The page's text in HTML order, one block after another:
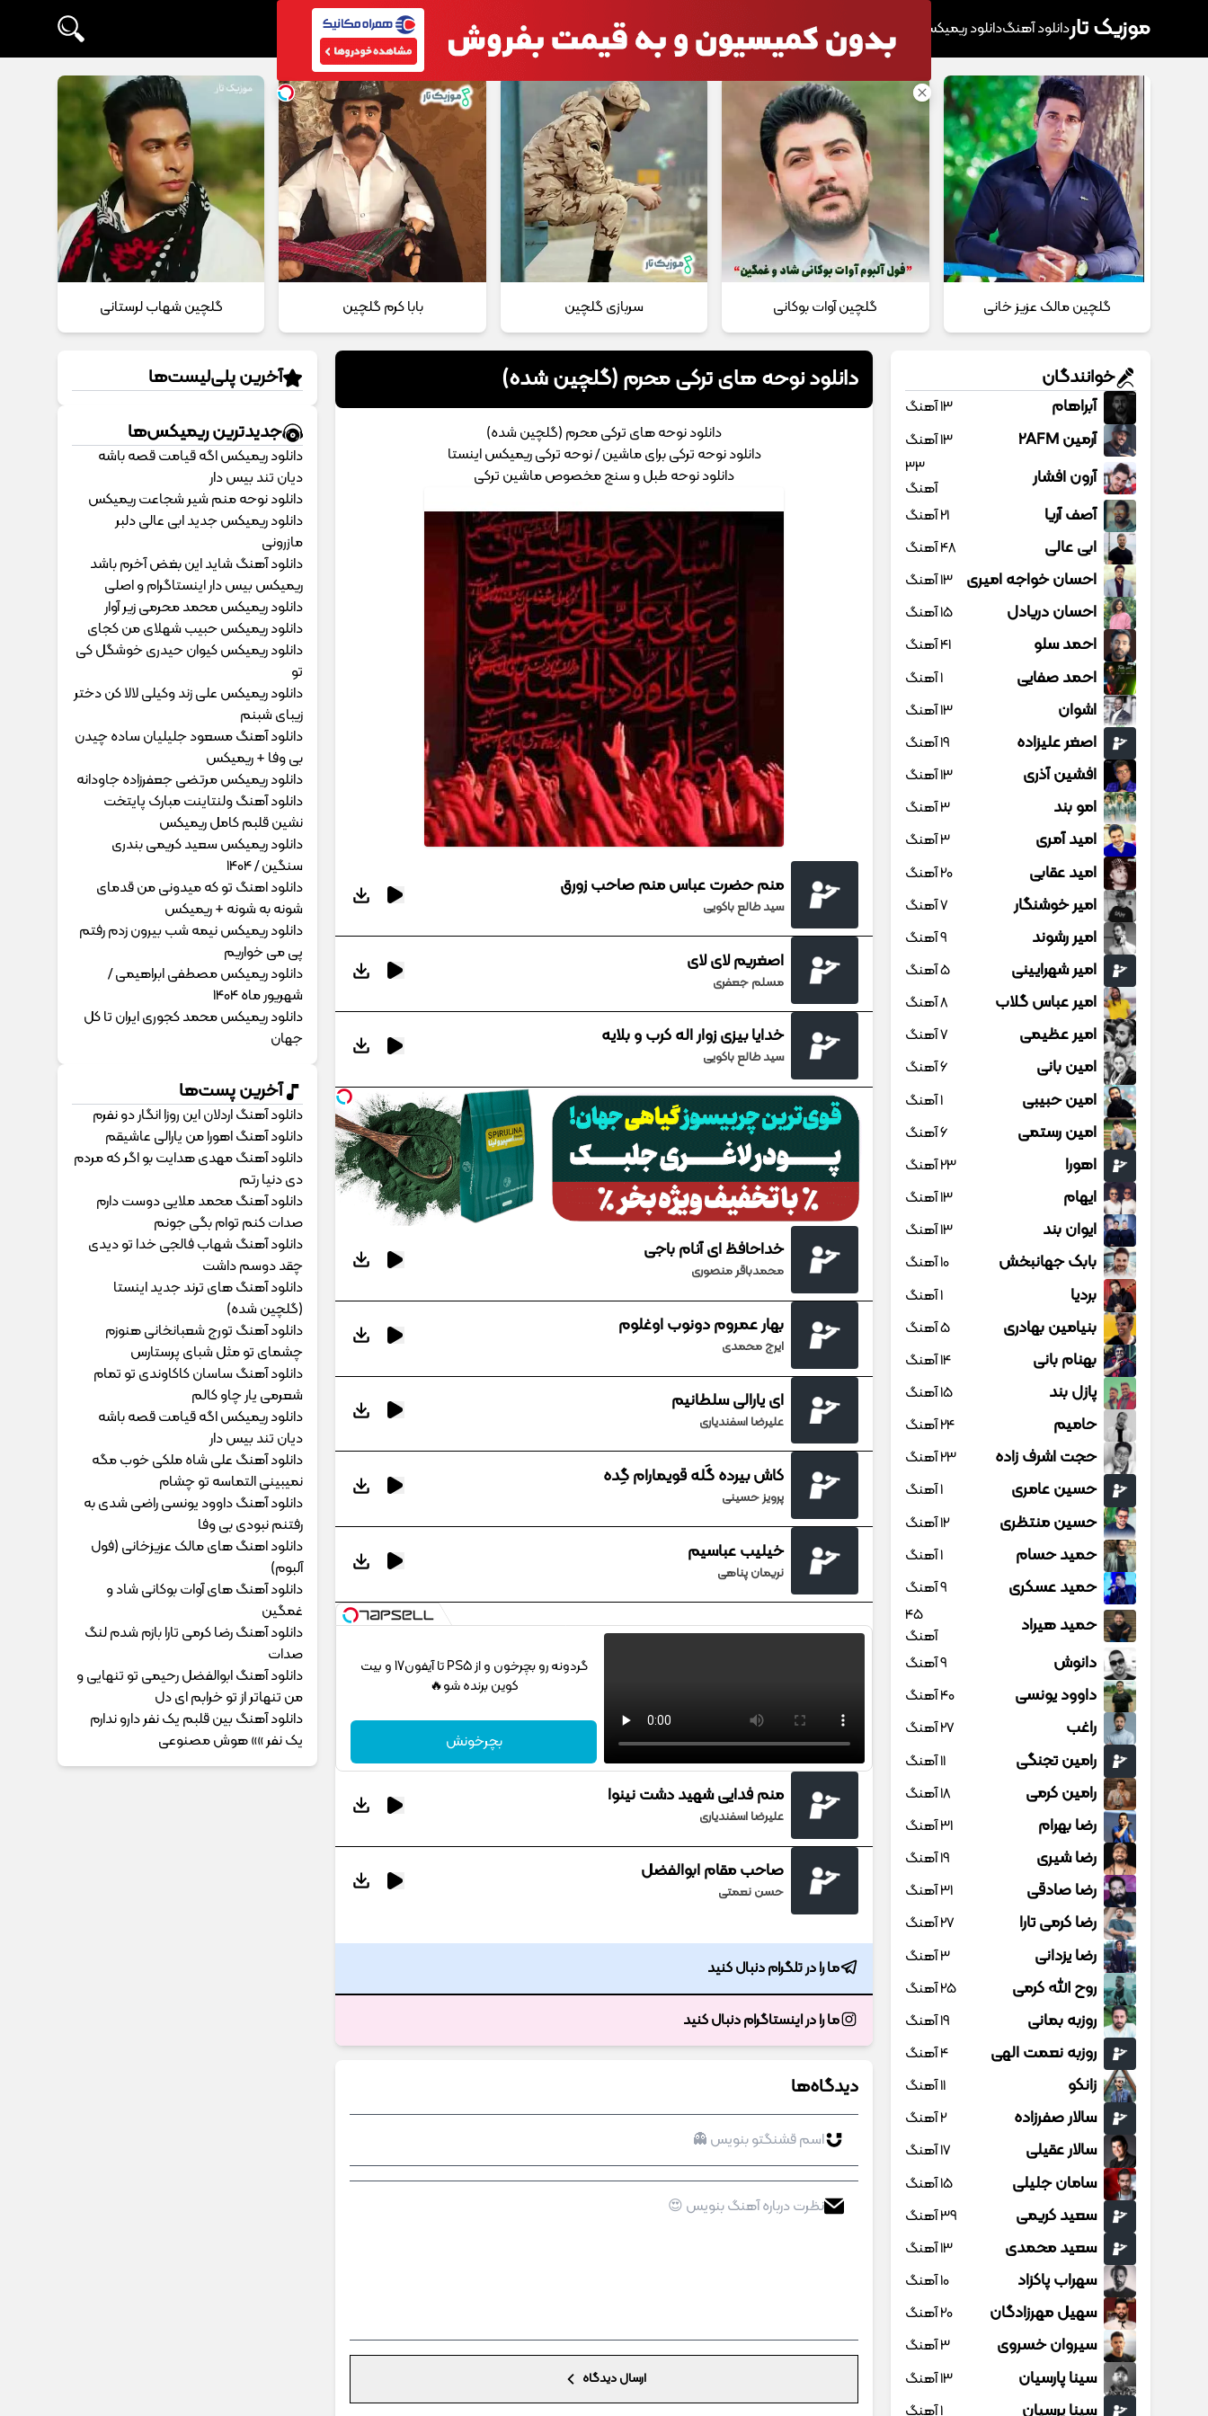
موزیک تاردانلود آهنگدانلود ریمیکس آهنگ پرطرفدار دانلود مداحی تماس با ما
گلچین مالک عزیز خانی گلچین آوات بوکانی سربازی گلچین بابا کرم گلچین گلچین شهاب لرستانی
دانلود نوحه های ترکی محرم (گلچین شده)
دانلود نوحه های ترکی محرم (گلچین شده)
دانلود نوحه ترکی برای ماشین / نوحه ترکی ریمیکس اینستا
دانلود نوحه طبل و سنج مخصوص ماشین ترکی
منم حضرت عباس منم صاحب زورق
سید طالع باکویی
اصغریم لای لای
مسلم جعفری
خدایا بیزی زوار اله کرب و بلایه
سید طالع باکویی
خداحافظ ای آنام باجی
محمدباقر منصوری
بهار عمروم دونوب اوغلوم
ایرج محمدی
ای یارالی سلطانیم
علیرضا اسفندیاری
کاش بیرده گَله قویمارام گِده
پرویز حسینی
خیلیب عباسیم
نریمان پناهی
گردونه رو بچرخون و از PS5 تا آیفون17 و بیت
کوین برنده شو🔥
بچرخونش
منم فدایی شهید دشت نینوا
علیرضا اسفندیاری
صاحب مقام ابوالفضل
حسن نعمتی
ما را در تلگرام دنبال کنید
ما را در اینستاگرام دنبال کنید
دیدگاه‌ها
ارسال دیدگاه
خوانندگان
آبراهام 13 آهنگ
آرمین 2AFM 13 آهنگ
آرون افشار
33
آهنگ
آصف آریا 21 آهنگ
ابی عالی 48 آهنگ
احسان خواجه امیری 13 آهنگ
احسان دریادل 15 آهنگ
احمد سلو 41 آهنگ
احمد صفایی 1 آهنگ
اشوان 13 آهنگ
اصغر علیزاده 19 آهنگ
افشین آذری 13 آهنگ
امو بند 3 آهنگ
امید آمری 3 آهنگ
امید عقابی 20 آهنگ
امیر خوشنگار 7 آهنگ
امیر رشوند 9 آهنگ
امیر شهرایینی 5 آهنگ
امیر عباس گلاب 8 آهنگ
امیر عظیمی 7 آهنگ
امین بانی 6 آهنگ
امین حبیبی 1 آهنگ
امین رستمی 6 آهنگ
اهورا 23 آهنگ
ایهام 13 آهنگ
ایوان بند 13 آهنگ
بابک جهانبخش 10 آهنگ
بردیا 1 آهنگ
بنیامین بهادری 5 آهنگ
بهنام بانی 14 آهنگ
پازل بند 15 آهنگ
حامیم 24 آهنگ
حجت اشرف زاده 23 آهنگ
حسین عامری 1 آهنگ
حسین منتظری 12 آهنگ
حمید حسام 1 آهنگ
حمید عسکری 9 آهنگ
حمید هیراد
45
آهنگ
دانوش 9 آهنگ
داوود یونسی 40 آهنگ
راغب 27 آهنگ
رامین تجنگی 11 آهنگ
رامین کرمی 18 آهنگ
رضا بهرام 31 آهنگ
رضا شیری 19 آهنگ
رضا صادقی 31 آهنگ
رضا کرمی تارا 27 آهنگ
رضا یزدانی 3 آهنگ
روح الله کرمی 25 آهنگ
روزبه بمانی 19 آهنگ
روزبه نعمت الهی 4 آهنگ
زانکو 11 آهنگ
سالار صفرزاده 2 آهنگ
سالار عقیلی 17 آهنگ
سامان جلیلی 15 آهنگ
سعید کریمی 39 آهنگ
سعید محمدی 13 آهنگ
سهراب پاکزاد 10 آهنگ
سهیل مهرزادگان 20 آهنگ
سیروان خسروی 3 آهنگ
سینا پارسیان 13 آهنگ
سینا پرسیان 1 آهنگ
آخرین پلی‌لیست‌ها
جدیدترین ریمیکس‌ها
دانلود ریمیکس اگه قیامت قصه باشه
دیان تند بیس دار
دانلود نوحه منم شیر شجاعت ریمیکس
دانلود ریمیکس جدید ابی عالی دلبر
مازرونی
دانلود آهنگ شاید این بغض آخرم باشد
ریمیکس بیس دار اینستاگرام و اصلی
دانلود ریمیکس محمد محرمی زیر آوار
دانلود ریمیکس حبیب شهلای من کجای
دانلود ریمیکس کیوان حیدری خوشگل کی
تو
دانلود ریمیکس علی زند وکیلی لالا کن دختر
زیبای شبنم
دانلود آهنگ مسعود جلیلیان ساده چیدن
بی وفا + ریمیکس
دانلود ریمیکس مرتضی جعفرزاده جاودانه
دانلود آهنگ ولنتاینت مبارک پایتخت
نشین قلبم کامل ریمیکس
دانلود ریمیکس سعید کریمی بندری
سنگین / 1404
دانلود اهنگ تو که میدونی من قدمای
شونه به شونه + ریمیکس
دانلود ریمیکس نیمه شب بیرون زدم رفتم
پی می خواریم
دانلود ریمیکس مصطفی ابراهیمی /
شهریور ماه 1404
دانلود ریمیکس محمد کجوری ایران تا کل
جهان
آخرین پست‌ها
دانلود آهنگ اردلان این روزا انگار دو نفرم
دانلود آهنگ اهورا من یارالی عاشیقم
دانلود آهنگ مهدی هدایت بو اگر که مردم
دی دنیا رتم
دانلود آهنگ محمد ملایی دوﺳﺖ دارم
ﺻﺪات ﻛﻨﻢ ﺗﻮام ﺑﮕﻰ ﺟﻮﻧﻢ
دانلود آهنگ شهاب فالجی خدا تو دیدی
چقد دوسم داشت
دانلود آهنگ های ترند جدید اینستا
(گلچین شده)
دانلود آهنگ تورج شعبانخانی هنوزم
چشمای تو مثل شبای پرستارس
دانلود آهنگ ساسان کاکاوندی تو تمام
شعرمی یار چاو کالم
دانلود ریمیکس اگه قیامت قصه باشه
دیان تند بیس دار
دانلود آهنگ علی شاه ملکی خوب مگه
نمیبینی التماسه تو چشام
دانلود آهنگ داوود یونسی راﺿﻰ ﺷﺪی ﺑﻪ
رﻓﺘﻨﻢ ﻧﺒﻮدی ﺑﻰ وﻓﺎ
دانلود اهنگ های مالک عزیزخانی (فول
آلبوم)
دانلود آهنگ های آوات بوکانی شاد و
غمگین
دانلود آهنگ رضا کرمی تارا بازم شدم لنگ
صدات
دانلود آهنگ ابوالفضل رحیمی ﺗﻮ ﺗﻨﻬﺎﻳﻰ و
ﻣﻦ ﺗﻨﻬﺎﺗﺮ از ﺗﻮ ﺧﺮاﺑﻢ ای دل
دانلود آهنگ بین قلبم یک نفر دارو ندارم
یک نفر »» هوش مصنوعی